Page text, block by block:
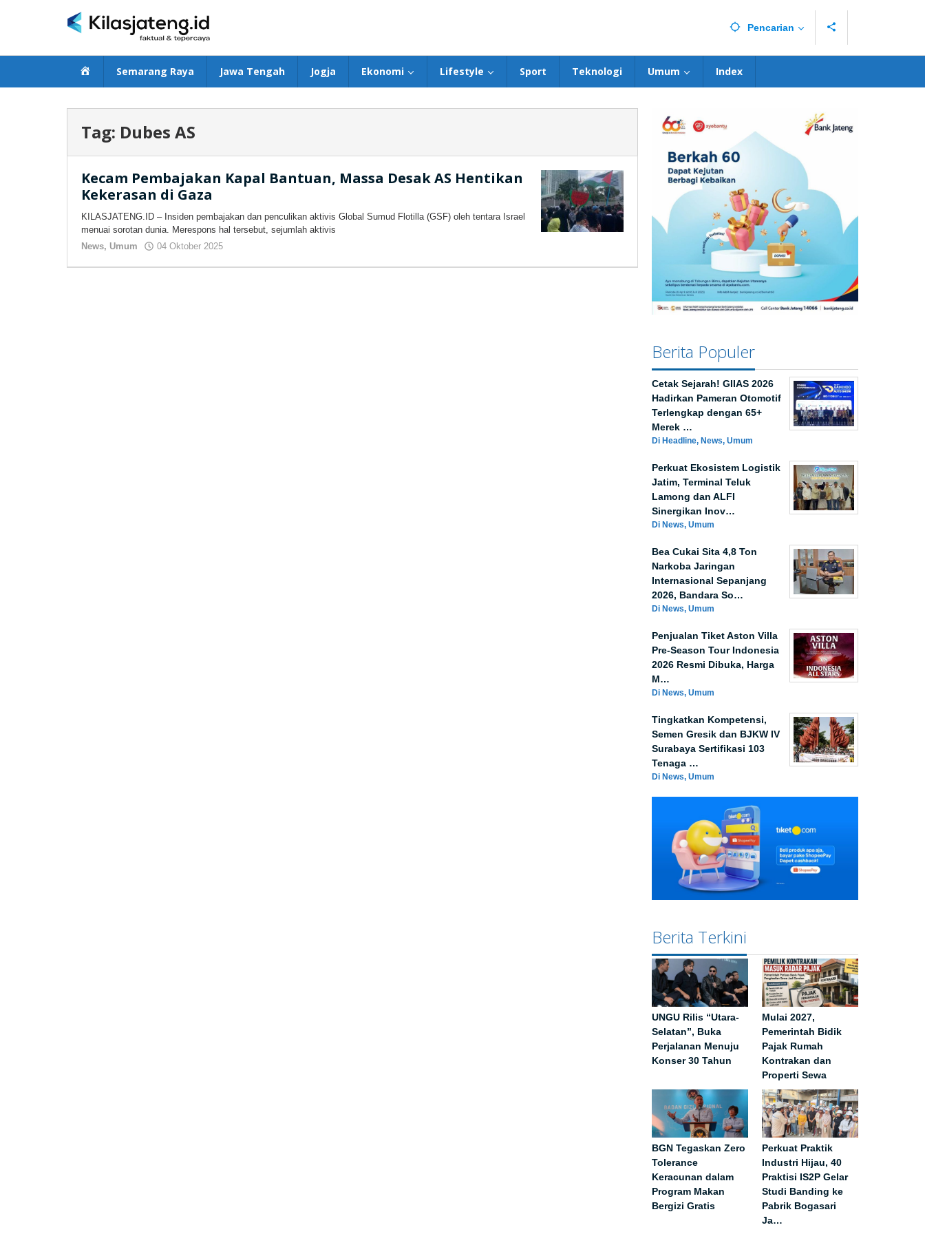
Pencarian
BerandaSemarang Raya Jawa Tengah Jogja Ekonomi Lifestyle Sport Teknologi Umum Index
Tag: Dubes AS
Kecam Pembajakan Kapal Bantuan, Massa Desak AS Hentikan
Kekerasan di Gaza
KILASJATENG.ID – Insiden pembajakan dan penculikan aktivis Global Sumud Flotilla (GSF) oleh tentara Israel
menuai sorotan dunia. Merespons hal tersebut, sejumlah aktivis
News, Umum 04 Oktober 2025
Berita Populer
Cetak Sejarah! GIIAS 2026
Hadirkan Pameran Otomotif
Terlengkap dengan 65+
Merek …
Di Headline, News, Umum
Perkuat Ekosistem Logistik
Jatim, Terminal Teluk
Lamong dan ALFI
Sinergikan Inov…
Di News, Umum
Bea Cukai Sita 4,8 Ton
Narkoba Jaringan
Internasional Sepanjang
2026, Bandara So…
Di News, Umum
Penjualan Tiket Aston Villa
Pre-Season Tour Indonesia
2026 Resmi Dibuka, Harga
M…
Di News, Umum
Tingkatkan Kompetensi,
Semen Gresik dan BJKW IV
Surabaya Sertifikasi 103
Tenaga …
Di News, Umum
Berita Terkini
UNGU Rilis “Utara-
Selatan”, Buka
Perjalanan Menuju
Konser 30 Tahun
Mulai 2027,
Pemerintah Bidik
Pajak Rumah
Kontrakan dan
Properti Sewa
BGN Tegaskan Zero
Tolerance
Keracunan dalam
Program Makan
Bergizi Gratis
Perkuat Praktik
Industri Hijau, 40
Praktisi IS2P Gelar
Studi Banding ke
Pabrik Bogasari
Ja…